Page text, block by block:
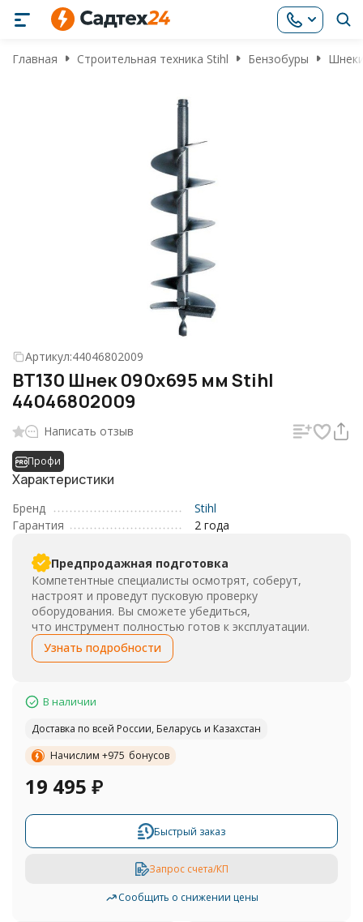
Главная Строительная техника Stihl Бензобуры
Артикул:44046802009
BT130 Шнек 090х695 мм Stihl
44046802009
Написать отзыв
Профи
Характеристики
Бренд
Stihl
Гарантия
2 года
Предпродажная подготовка
Компетентные специалисты осмотрят, соберут,
настроят и проведут пусковую проверку
оборудования. Вы сможете убедиться,
что инструмент полностью готов к эксплуатации.
Узнать подробности
В наличии
Доставка по всей России, Беларусь и Казахстан
Начислим +975 бонусов
19 495 ₽
Быстрый заказ
Запрос счета/КП
Сообщить о снижении цены